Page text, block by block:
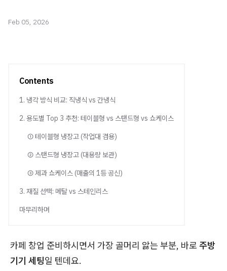
Feb 05, 2026
Contents
1. 냉각 방식 비교: 직냉식 vs 간냉식
2. 용도별 Top 3 추천: 테이블형 vs 스탠드형 vs 쇼케이스
① 테이블형 냉장고 (작업대 겸용)
② 스탠드형 냉장고 (대용량 보관)
③ 제과 쇼케이스 (매출의 1등 공신)
3. 재질 선택: 메탈 vs 스테인리스
마무리하며
카페 창업 준비하시면서 가장 골머리 앓는 부분, 바로 주방
기기 세팅일 텐데요.